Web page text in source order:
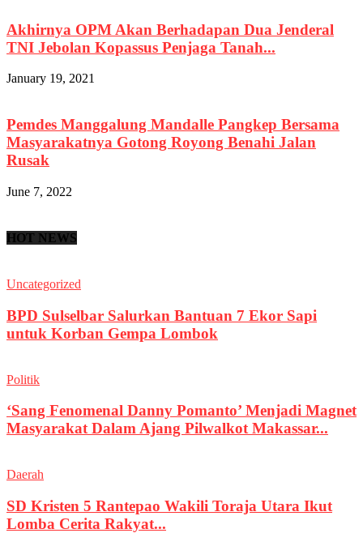
Akhirnya OPM Akan Berhadapan Dua Jenderal
TNI Jebolan Kopassus Penjaga Tanah...
January 19, 2021
Pemdes Manggalung Mandalle Pangkep Bersama
Masyarakatnya Gotong Royong Benahi Jalan
Rusak
June 7, 2022
HOT NEWS
Uncategorized
BPD Sulselbar Salurkan Bantuan 7 Ekor Sapi
untuk Korban Gempa Lombok
Politik
‘Sang Fenomenal Danny Pomanto’ Menjadi Magnet
Masyarakat Dalam Ajang Pilwalkot Makassar...
Daerah
SD Kristen 5 Rantepao Wakili Toraja Utara Ikut
Lomba Cerita Rakyat...